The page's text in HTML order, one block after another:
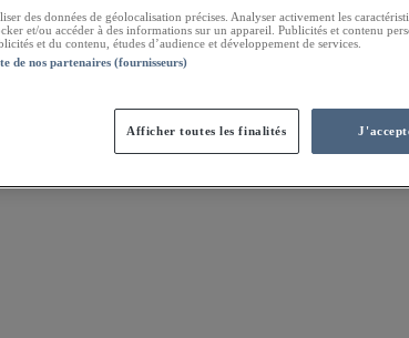
des données de géolocalisation précises. Analyser activement les
et/ou accéder à des informations sur un appareil. Publicités et contenu
et du contenu, études d’audience et développement de services.
de nos partenaires (fournisseurs)
Afficher toutes les finalités